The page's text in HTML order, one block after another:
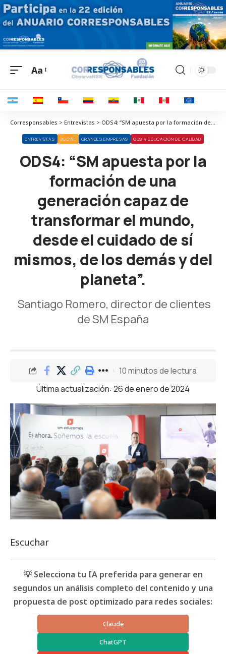
Aa
Corresponsables > Entrevistas > ODS4: “SM apuesta por la formación de una generación capaz de transformar el mundo, desde el cuidado de sí mismos, de los demás y del planeta”.
ENTREVISTAS SOCIAL GRANDES EMPRESAS ODS 4 EDUCACIÓN DE CALIDAD
ODS4: “SM apuesta por la
formación de una
generación capaz de
transformar el mundo,
desde el cuidado de sí
mismos, de los demás y del
planeta”.
Santiago Romero, director de clientes
de SM España
Última actualización: 26 de enero de 2024
10 minutos de lectura
Escuchar
💡 Selecciona tu IA preferida para generar en
segundos un análisis completo del contenido y una
propuesta de post optimizado para redes sociales:
Claude
ChatGPT